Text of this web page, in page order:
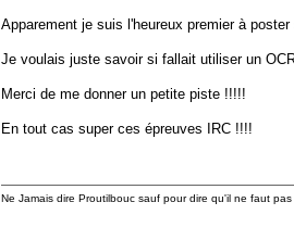
Apparement je suis l'heureux premier à poster
Je voulais juste savoir si fallait utiliser un
Merci de me donner un petite piste !!!!!
En tout cas super ces épreuves IRC !!!!
Ne Jamais dire Proutilbouc sauf pour dire qu'il ne faut pas